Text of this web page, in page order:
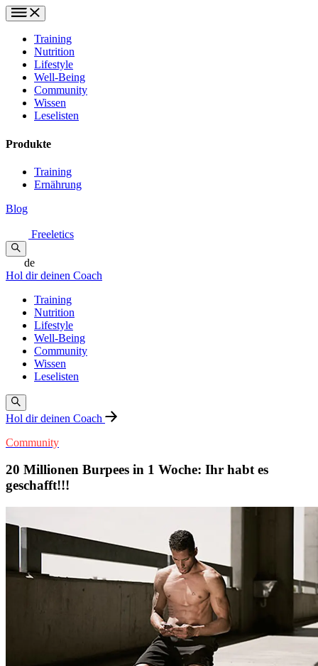
Training
Nutrition
Lifestyle
Well-Being
Community
Wissen
Leselisten
Produkte
Training
Ernährung
Blog
Freeletics
de
Hol dir deinen Coach
Training
Nutrition
Lifestyle
Well-Being
Community
Wissen
Leselisten
Hol dir deinen Coach
Community
20 Millionen Burpees in 1 Woche: Ihr habt es
geschafft!!!